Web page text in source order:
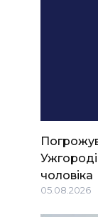
чоловіка
05.08.2026